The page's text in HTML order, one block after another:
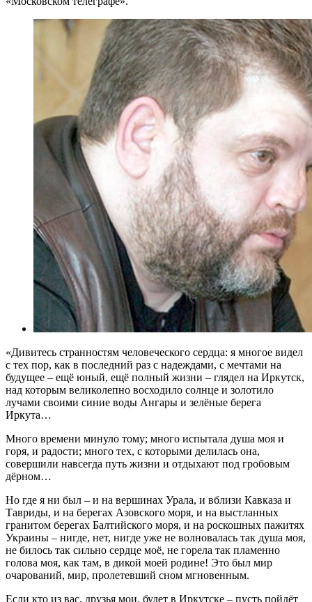
«Дивитесь странностям человеческого сердца: я многое видел
с тех пор, как в последний раз с надеждами, с мечтами на
будущее – ещё юный, ещё полный жизни – глядел на Иркутск,
над которым великолепно восходило солнце и золотило
лучами своими синие воды Ангары и зелёные берега
Иркута…
Много времени минуло тому; много испытала душа моя и
горя, и радости; много тех, с которыми делилась она,
совершили навсегда путь жизни и отдыхают под гробовым
дёрном…
Но где я ни был – и на вершинах Урала, и вблизи Кавказа и
Тавриды, и на берегах Азовского моря, и на выстланных
гранитом берегах Балтийского моря, и на роскошных пажитях
Украины – нигде, нет, нигде уже не волновалась так душа моя,
не билось так сильно сердце моё, не горела так пламенно
голова моя, как там, в дикой моей родине! Это был мир
очарований, мир, пролетевший сном мгновенным.
Если кто из вас, друзья мои, будет в Иркутске – пусть пойдёт